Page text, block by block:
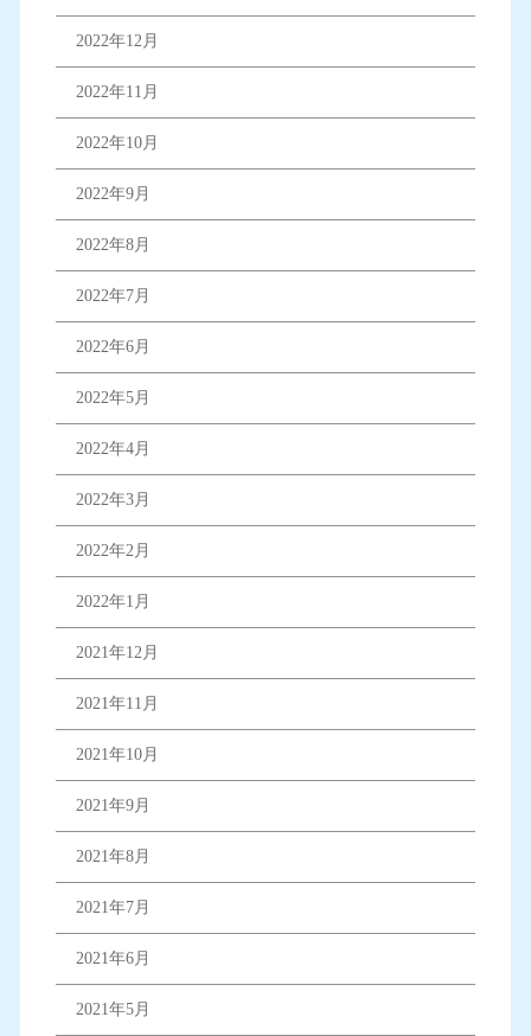
2022年12月
2022年11月
2022年10月
2022年9月
2022年8月
2022年7月
2022年6月
2022年5月
2022年4月
2022年3月
2022年2月
2022年1月
2021年12月
2021年11月
2021年10月
2021年9月
2021年8月
2021年7月
2021年6月
2021年5月